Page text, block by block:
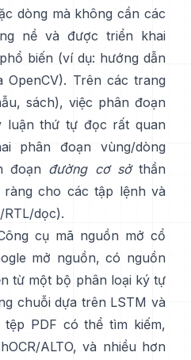
dòng mà không cần các
nề và được triển khai
biến (ví dụ: hướng dẫn
OpenCV). Trên các trang
sách), việc phân đoạn
luận thứ tự đọc rất quan
phân đoạn vùng/dòng
đoạn đường cơ sởthần
cho các tập lệnh và
dọc).
cụ mã nguồn mở cổ
mở nguồn, có nguồn
từ một bộ phân loại ký tự
chuỗi dựa trên LSTM và
PDF có thể tìm kiếm,
ALTO, và nhiều hơn